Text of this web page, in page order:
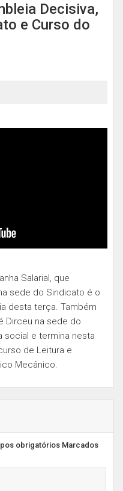
Decisiva,
e Curso do
Salarial, que
sede do Sindicato é o
desta terça. Também
Dirceu na sede do
social e termina nesta
de Leitura e
Mecânico.
obrigatórios Marcados